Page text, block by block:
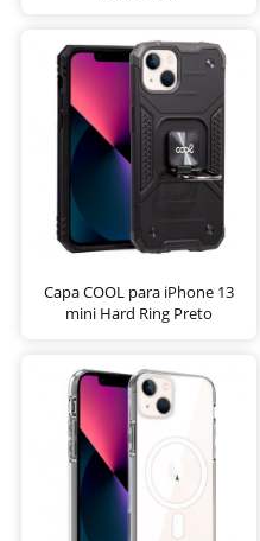
Capa COOL para iPhone 13
mini Hard Ring Preto